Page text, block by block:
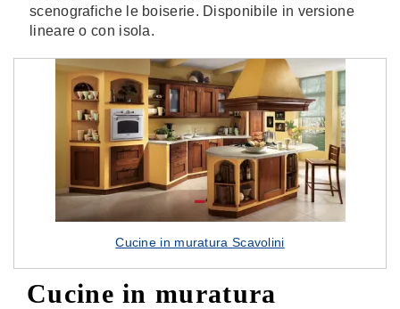
scenografiche le boiserie. Disponibile in versione
lineare o con isola.
Cucine in muratura Scavolini
Cucine in muratura